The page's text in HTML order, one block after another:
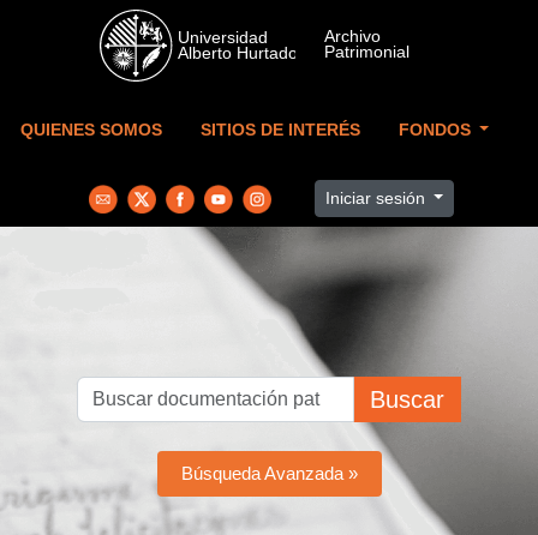
Skip to main content
QUIENES SOMOS SITIOS DE INTERÉS FONDOS
Iniciar sesión
Buscar
Búsqueda Avanzada »